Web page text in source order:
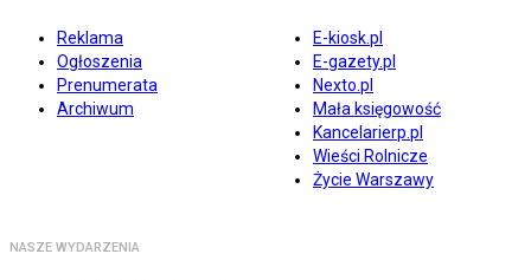
Reklama
Ogłoszenia
Prenumerata
Archiwum
E-kiosk.pl
E-gazety.pl
Nexto.pl
Mała księgowość
Kancelarierp.pl
Wieści Rolnicze
Życie Warszawy
NASZE WYDARZENIA